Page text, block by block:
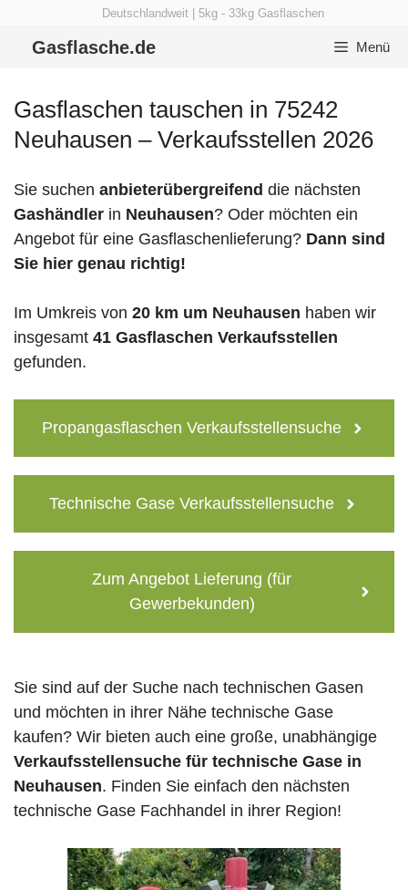
Deutschlandweit | 5kg - 33kg Gasflaschen
Gasflasche.de Menü
Gasflaschen tauschen in 75242
Neuhausen – Verkaufsstellen 2026
Sie suchen anbieterübergreifend die nächsten
Gashändler in Neuhausen? Oder möchten ein
Angebot für eine Gasflaschenlieferung? Dann sind
Sie hier genau richtig!
Im Umkreis von 20 km um Neuhausen haben wir
insgesamt 41 Gasflaschen Verkaufsstellen
gefunden.
Propangasflaschen Verkaufsstellensuche
Technische Gase Verkaufsstellensuche
Zum Angebot Lieferung (für
Gewerbekunden)
Sie sind auf der Suche nach technischen Gasen
und möchten in ihrer Nähe technische Gase
kaufen? Wir bieten auch eine große, unabhängige
Verkaufsstellensuche für technische Gase in
Neuhausen. Finden Sie einfach den nächsten
technische Gase Fachhandel in ihrer Region!